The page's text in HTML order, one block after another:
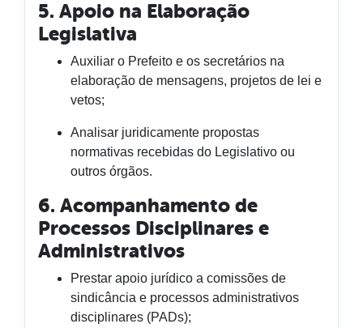
5. Apoio na Elaboração
Legislativa
Auxiliar o Prefeito e os secretários na
elaboração de mensagens, projetos de lei e
vetos;
Analisar juridicamente propostas
normativas recebidas do Legislativo ou
outros órgãos.
6. Acompanhamento de
Processos Disciplinares e
Administrativos
Prestar apoio jurídico a comissões de
sindicância e processos administrativos
disciplinares (PADs);